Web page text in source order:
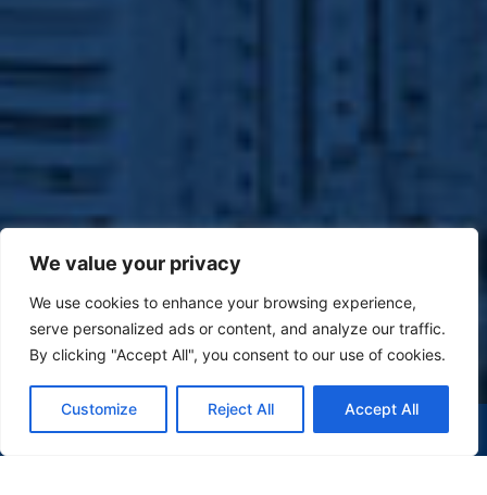
We value your privacy
We use cookies to enhance your browsing experience,
serve personalized ads or content, and analyze our traffic.
By clicking "Accept All", you consent to our use of cookies.
Customize Reject All Accept All
(47) 9 9977-7630